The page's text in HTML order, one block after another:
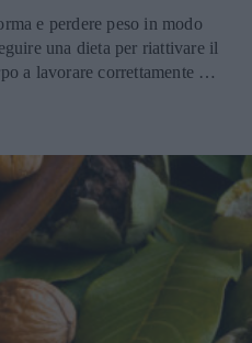
e perdere peso in modo
una dieta per riattivare il
a lavorare correttamente e